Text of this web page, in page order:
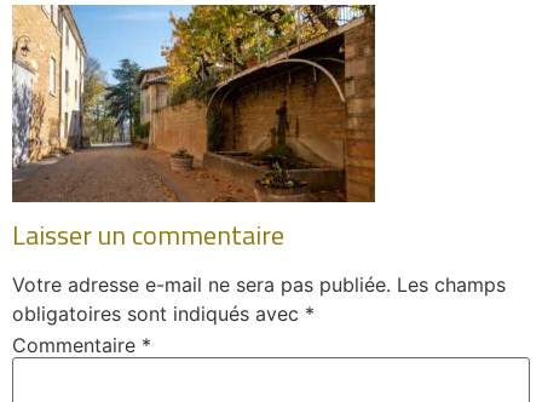
Laisser un commentaire
Votre adresse e-mail ne sera pas publiée. Les champs
obligatoires sont indiqués avec *
Commentaire *